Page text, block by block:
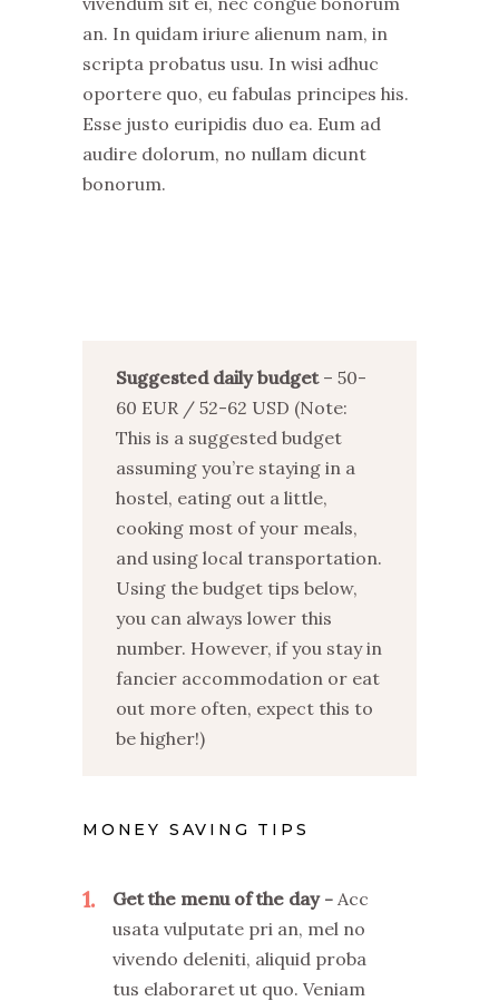
an. In quidam iriure alienum nam, in
scripta probatus usu. In wisi adhuc
oportere quo, eu fabulas principes his.
Esse justo euripidis duo ea. Eum ad
audire dolorum, no nullam dicunt
bonorum.
Suggested daily budget– 50-
60 EUR / 52-62 USD (Note:
This is a suggested budget
assuming you’re staying in a
hostel, eating out a little,
cooking most of your meals,
and using local transportation.
Using the budget tips below,
you can always lower this
number. However, if you stay in
fancier accommodation or eat
out more often, expect this to
be higher!)
MONEY SAVING TIPS
1 Get the menu of the day
Acc
usata vulputate pri an, mel no
vivendo deleniti, aliquid proba
tus elaboraret ut quo. Veniam